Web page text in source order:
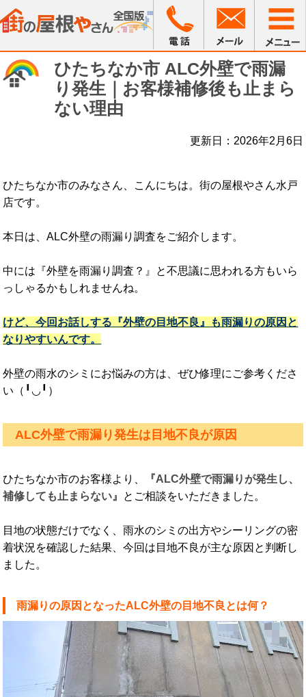
ひたちなか市 ALC外壁で雨漏
り発生｜お客様補修後も止まら
ない理由
更新日：2026年2月6日
ひたちなか市のみなさん、こんにちは。街の屋根やさん水戸
店です。
本日は、ALC外壁の雨漏り調査をご紹介します。
中には『外壁を雨漏り調査？』と不思議に思われる方もいら
っしゃるかもしれませんね。
けど、今回お話しする『外壁の目地不良』も雨漏りの原因と
なりやすいんです。
外壁の雨水のシミにお悩みの方は、ぜひ修理にご参考くださ
い（╹◡╹）
ALC外壁で雨漏り発生は目地不良が原因
ひたちなか市のお客様より、
『ALC外壁で雨漏りが発生し、
補修しても止まらない』 とご相談をいただきました。
目地の状態だけでなく、雨水のシミの出方やシーリングの密
着状況を確認した結果、今回は目地不良が主な原因と判断し
ました。
雨漏りの原因となったALC外壁の目地不良とは何？